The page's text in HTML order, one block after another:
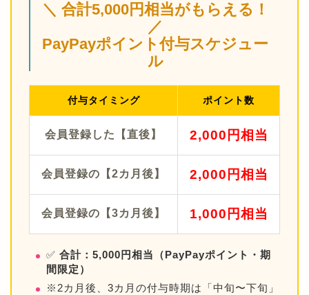
＼ 合計5,000円相当がもらえる！
／
PayPayポイント付与スケジュー
ル
付与タイミング ポイント数
会員登録した【直後】 2,000円相当
会員登録の【2カ月後】 2,000円相当
会員登録の【3カ月後】 1,000円相当
✅ 合計：5,000円相当（PayPayポイント・期
間限定）
※2カ月後、3カ月の付与時期は「中旬〜下旬」